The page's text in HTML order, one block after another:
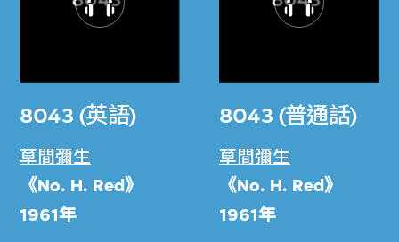
8043 (英語)
草間彌生
《No. H. Red》
1961年
8043 (普通話)
草間彌生
《No. H. Red》
1961年